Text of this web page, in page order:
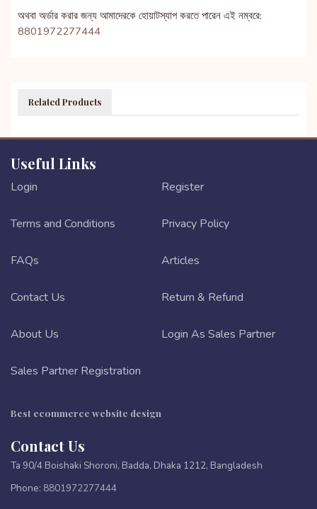
অথবা অর্ডার করার জন্য আমাদেরকে হোয়াটস্যাপ করতে পারেন এই নম্বরে:
8801972277444
Related Products
Useful Links
Login Register
Terms and Conditions Privacy Policy
FAQs Articles
Contact Us Return & Refund
About Us Login As Sales Partner
Sales Partner Registration
Best ecommerce website design
Contact Us
Ta 90/4 Boishaki Shoroni, Badda, Dhaka 1212, Bangladesh
Phone: 8801972277444